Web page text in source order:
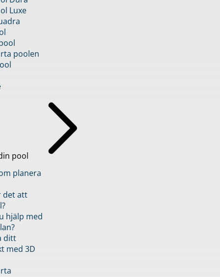
Luxe
poolen
pool
planera
det att
hjälp med
ditt
med 3D